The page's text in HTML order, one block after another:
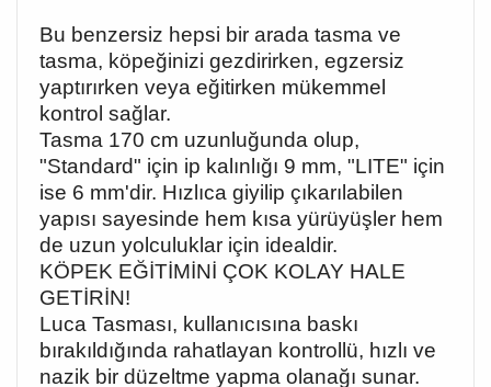
Bu benzersiz hepsi bir arada tasma ve
tasma, köpeğinizi gezdirirken, egzersiz
yaptırırken veya eğitirken mükemmel
kontrol sağlar.
Tasma 170 cm uzunluğunda olup,
"Standard" için ip kalınlığı 9 mm, "LITE" için
ise 6 mm'dir. Hızlıca giyilip çıkarılabilen
yapısı sayesinde hem kısa yürüyüşler hem
de uzun yolculuklar için idealdir.
KÖPEK EĞİTİMİNİ ÇOK KOLAY HALE
GETİRİN!
Luca Tasması, kullanıcısına baskı
bırakıldığında rahatlayan kontrollü, hızlı ve
nazik bir düzeltme yapma olanağı sunar.